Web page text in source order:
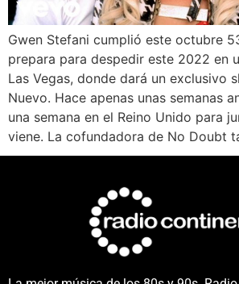
Gwen Stefani cumplió este octubre
prepara para despedir este 2022 en
Las Vegas, donde dará un exclusivo
Nuevo. Hace apenas unas semanas
una semana en el Reino Unido para
viene. La cofundadora de No Doubt